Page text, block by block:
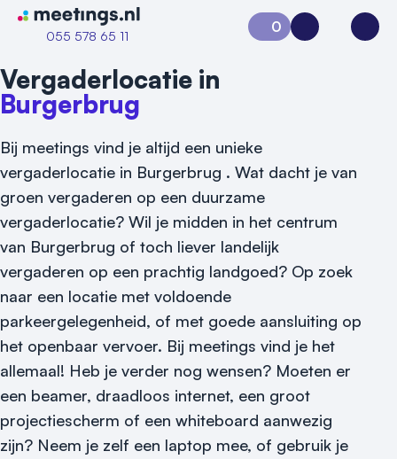
Naar home van Meetings
055 578 65 11
Vraag locatie aan
Locatiegids
0
Aanvraag 0Inloggen
Vergaderlocatie in
Burgerbrug
Bij meetings vind je altijd een unieke
vergaderlocatie in Burgerbrug . Wat dacht je van
groen vergaderen op een duurzame
vergaderlocatie? Wil je midden in het centrum
van Burgerbrug of toch liever landelijk
vergaderen op een prachtig landgoed? Op zoek
naar een locatie met voldoende
parkeergelegenheid, of met goede aansluiting op
het openbaar vervoer. Bij meetings vind je het
allemaal! Heb je verder nog wensen? Moeten er
een beamer, draadloos internet, een groot
projectiescherm of een whiteboard aanwezig
zijn? Neem je zelf een laptop mee, of gebruik je